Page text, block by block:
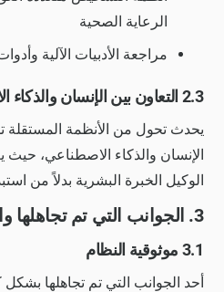
الرعاية الصحية
مراجعة الأدبيات الآلية
2.3 التعاون بين الإنسان والذكاء الاصطناعي
يحدث تحول من الأنظمة المستقلة
الإنسان والذكاء الاصطناعي، حيث
الوكيل الخبرة البشرية بدلاً من
3. الجوانب التي تم تجاهلها والفجوات المعرفية
3.1 موثوقية النظام
أحد الجوانب التي تم تجاهلها بشكل